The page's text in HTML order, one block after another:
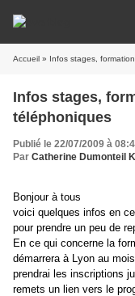
Accueil » Infos stages,
Infos stages,
téléphoniques
Publié le 22/07/2009 à
Par Catherine Dumonteil
Bonjour à tous
voici quelques infos en
pour prendre un peu de
En ce qui concerne la
démarrera à Lyon au
prendrai les inscriptions
remets un lien vers le